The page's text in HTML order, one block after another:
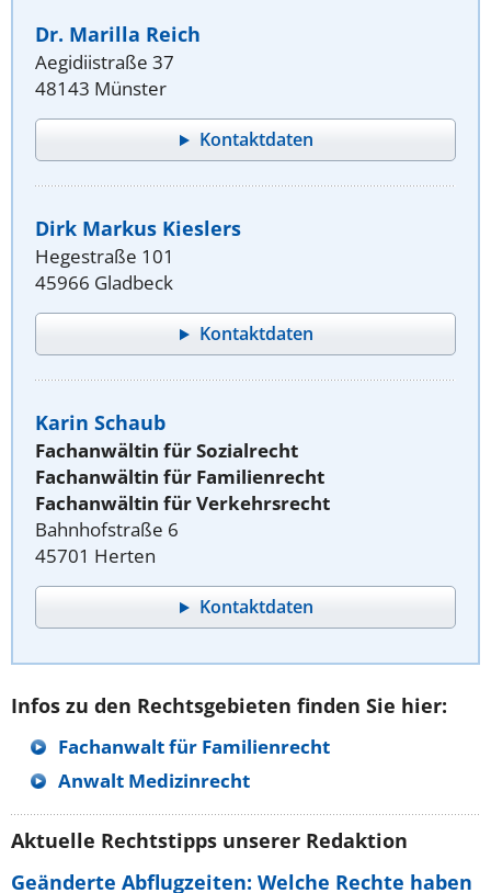
Dr. Marilla Reich
Aegidiistraße 37
48143 Münster
Kontaktdaten
Dirk Markus Kieslers
Hegestraße 101
45966 Gladbeck
Kontaktdaten
Karin Schaub
Fachanwältin für Sozialrecht
Fachanwältin für Familienrecht
Fachanwältin für Verkehrsrecht
Bahnhofstraße 6
45701 Herten
Kontaktdaten
Infos zu den Rechtsgebieten finden Sie hier:
Fachanwalt für Familienrecht
Anwalt Medizinrecht
Aktuelle Rechtstipps unserer Redaktion
Geänderte Abflugzeiten: Welche Rechte haben